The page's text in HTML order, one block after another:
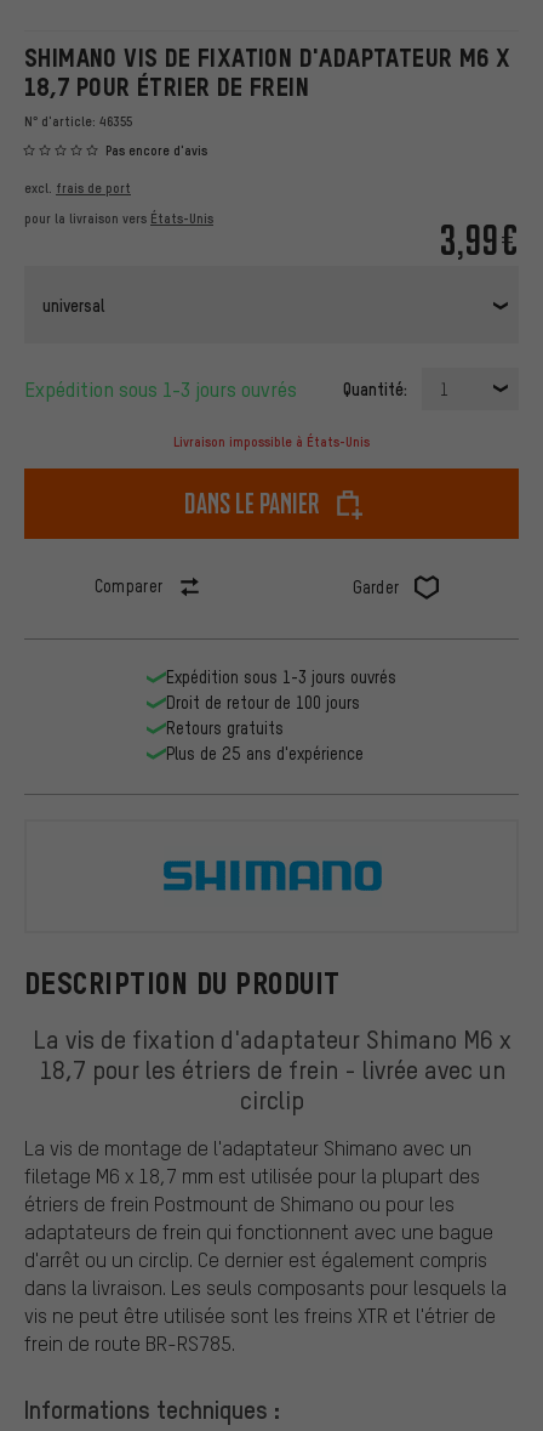
SHIMANO VIS DE FIXATION D'ADAPTATEUR M6 X
18,7 POUR ÉTRIER DE FREIN
N° d'article: 46355
Pas encore d'avis
3,99€
excl. frais de port
pour la livraison vers États-Unis
universal
Expédition sous 1-3 jours ouvrés Quantité: 1
Livraison impossible à États-Unis
dans le panier
Comparer Garder
DESCRIPTION DU PRODUIT
La vis de fixation d'adaptateur Shimano M6 x
18,7 pour les étriers de frein - livrée avec un
circlip
La vis de montage de l'adaptateur Shimano avec un
filetage M6 x 18,7 mm est utilisée pour la plupart des
étriers de frein Postmount de Shimano ou pour les
adaptateurs de frein qui fonctionnent avec une bague
d'arrêt ou un circlip. Ce dernier est également compris
dans la livraison. Les seuls composants pour lesquels la
vis ne peut être utilisée sont les freins XTR et l'étrier de
frein de route BR-RS785.
Informations techniques :
Expédition sous 1-3 jours ouvrés
Droit de retour de 100 jours
Retours gratuits
Plus de 25 ans d'expérience
Shimano